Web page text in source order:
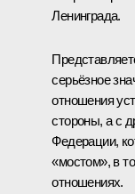
Ленинграда.
серьёзное
отношения
стороны, а с
Федерации,
«мостом», в
отношениях.